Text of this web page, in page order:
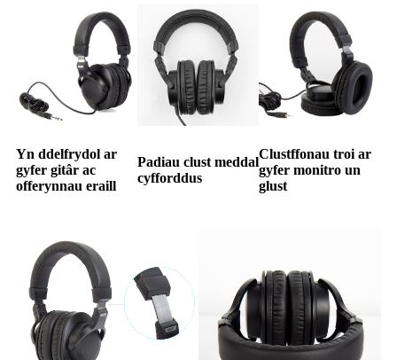
Yn ddelfrydol ar
gyfer gitâr ac
offerynnau eraill
Padiau clust meddal
cyfforddus
Clustffonau troi ar
gyfer monitro un
glust